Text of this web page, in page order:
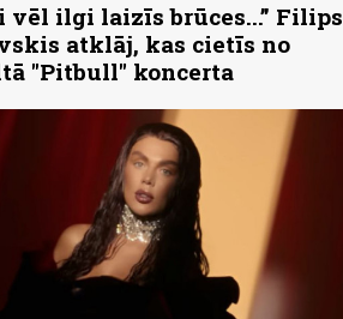
vēl ilgi laizīs brūces...” Filips
atklāj, kas cietīs no
"Pitbull" koncerta